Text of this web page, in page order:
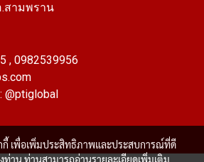
.สามพราน
, 0982539956
@ptiglobal
กี้ เพื่อเพิ่มประสิทธิภาพและประสบการณ์ที่ดี
ท่าน ท่านสามารถอ่านรายละเอียดเพิ่มเติม